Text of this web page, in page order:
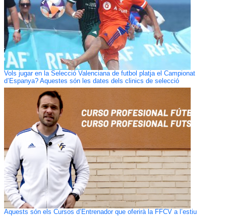
Vols jugar en la Selecció Valenciana de futbol platja el Campionat
d’Espanya? Aquestes són les dates dels clinics de selecció
Aquests són els Cursos d’Entrenador que oferirà la FFCV a l’estiu